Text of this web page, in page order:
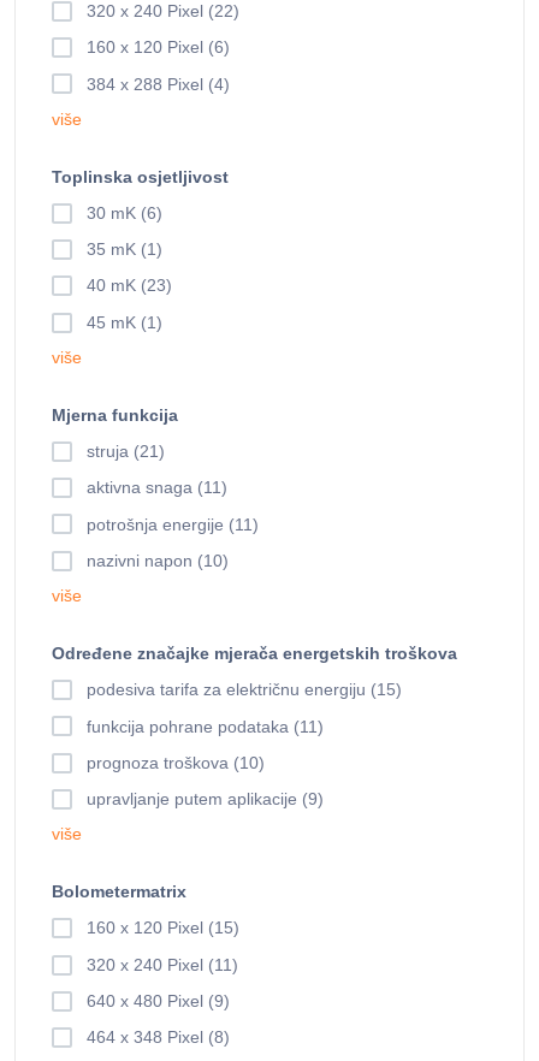
320 x 240 Pixel (22)
160 x 120 Pixel (6)
384 x 288 Pixel (4)
više
Toplinska osjetljivost
30 mK (6)
35 mK (1)
40 mK (23)
45 mK (1)
više
Mjerna funkcija
struja (21)
aktivna snaga (11)
potrošnja energije (11)
nazivni napon (10)
više
Određene značajke mjerača energetskih troškova
podesiva tarifa za električnu energiju (15)
funkcija pohrane podataka (11)
prognoza troškova (10)
upravljanje putem aplikacije (9)
više
Bolometermatrix
160 x 120 Pixel (15)
320 x 240 Pixel (11)
640 x 480 Pixel (9)
464 x 348 Pixel (8)